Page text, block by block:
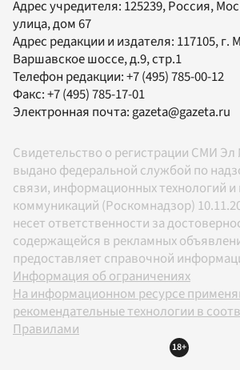
Адрес учредителя: 125239, Россия,
улица, дом 67
Адрес редакции и издателя: 117105, г.
Варшавское шоссе, д.9, стр.1
Телефон редакции:+7 (495) 785-00-12
Факс:+7 (495) 785-17-01
Электронная почта:gazeta@gazeta.ru
Свидетельство о регистрации СМИ
выдано федеральной службой по
связи, информационных технологий
коммуникаций (Роскомнадзор)
несет ответственности за
содержащейся в рекламных
предоставляет справочной
Информация об ограничениях
На информационном ресурсе
рекомендательные технологии в
Правилами
18+